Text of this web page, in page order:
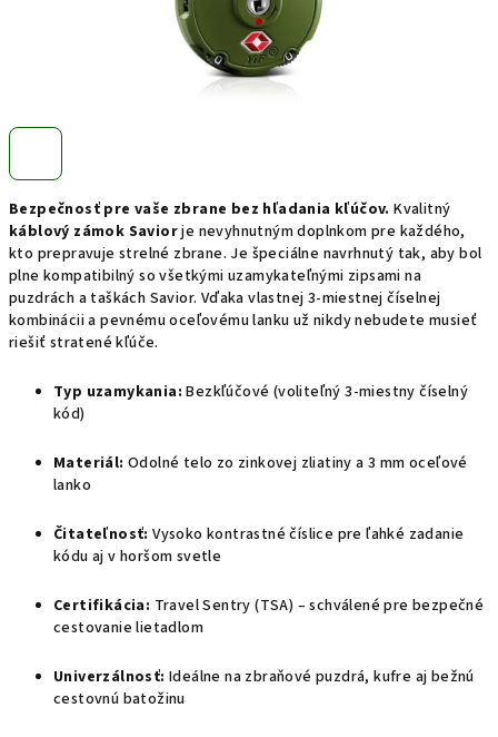
Bezpečnosť pre vaše zbrane bez hľadania kľúčov. Kvalitný
káblový zámok Saviorje nevyhnutným doplnkom pre každého,
kto prepravuje strelné zbrane. Je špeciálne navrhnutý tak, aby bol
plne kompatibilný so všetkými uzamykateľnými zipsami na
puzdrách a taškách Savior. Vďaka vlastnej 3-miestnej číselnej
kombinácii a pevnému oceľovému lanku už nikdy nebudete musieť
riešiť stratené kľúče.
Typ uzamykania: Bezkľúčové (voliteľný 3-miestny číselný
kód)
Materiál: Odolné telo zo zinkovej zliatiny a 3 mm oceľové
lanko
Čitateľnosť: Vysoko kontrastné číslice pre ľahké zadanie
kódu aj v horšom svetle
Certifikácia: Travel Sentry (TSA) – schválené pre bezpečné
cestovanie lietadlom
Univerzálnosť: Ideálne na zbraňové puzdrá, kufre aj bežnú
cestovnú batožinu